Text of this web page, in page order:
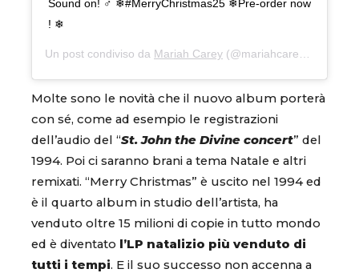
Sound on! ‍♂ ❄#MerryChristmas25 ❄Pre-order now
! ❄
Un post condiviso da Mariah Carey (@mariahcarey) in data:
Molte sono le novità che il nuovo album porterà
con sé, come ad esempio le registrazioni
dell’audio del “St. John the Divine concert” del
1994. Poi ci saranno brani a tema Natale e altri
remixati. “Merry Christmas” è uscito nel 1994 ed
è il quarto album in studio dell’artista, ha
venduto oltre 15 milioni di copie in tutto mondo
ed è diventato l’LP natalizio più venduto di
tutti i tempi. E il suo successo non accenna a